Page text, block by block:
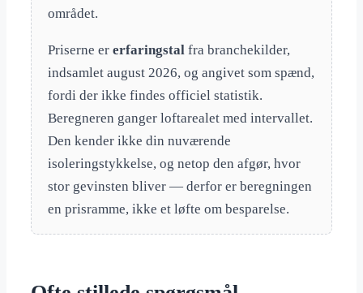
området.
Priserne er erfaringstal fra branchekilder,
indsamlet august 2026, og angivet som spænd,
fordi der ikke findes officiel statistik.
Beregneren ganger loftarealet med intervallet.
Den kender ikke din nuværende
isoleringstykkelse, og netop den afgør, hvor
stor gevinsten bliver — derfor er beregningen
en prisramme, ikke et løfte om besparelse.